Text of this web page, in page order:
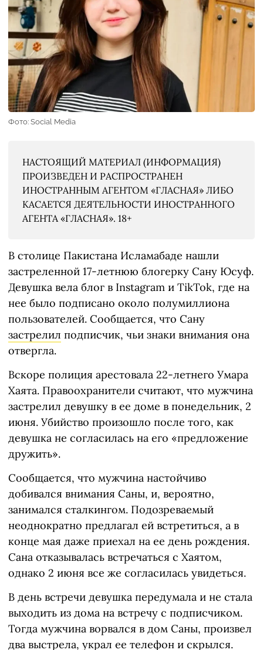
Фото: Social Media
НАСТОЯЩИЙ МАТЕРИАЛ (ИНФОРМАЦИЯ)
ПРОИЗВЕДЕН И РАСПРОСТРАНЕН
ИНОСТРАННЫМ АГЕНТОМ «ГЛАСНАЯ» ЛИБО
КАСАЕТСЯ ДЕЯТЕЛЬНОСТИ ИНОСТРАННОГО
АГЕНТА «ГЛАСНАЯ». 18+
В столице Пакистана Исламабаде нашли
застреленной 17-летнюю блогерку Сану Юсуф.
Девушка вела блог в Instagram и TikTok, где на
нее было подписано около полумиллиона
пользователей. Сообщается, что Сану
застрелил подписчик, чьи знаки внимания она
отвергла.
Вскоре полиция арестовала 22-летнего Умара
Хаята. Правоохранители считают, что мужчина
застрелил девушку в ее доме в понедельник, 2
июня. Убийство произошло после того, как
девушка не согласилась на его «предложение
дружить».
Сообщается, что мужчина настойчиво
добивался внимания Саны, и, вероятно,
занимался сталкингом. Подозреваемый
неоднократно предлагал ей встретиться, а в
конце мая даже приехал на ее день рождения.
Сана отказывалась встречаться с Хаятом,
однако 2 июня все же согласилась увидеться.
В день встречи девушка передумала и не стала
выходить из дома на встречу с подписчиком.
Тогда мужчина ворвался в дом Саны, произвел
два выстрела, украл ее телефон и скрылся.